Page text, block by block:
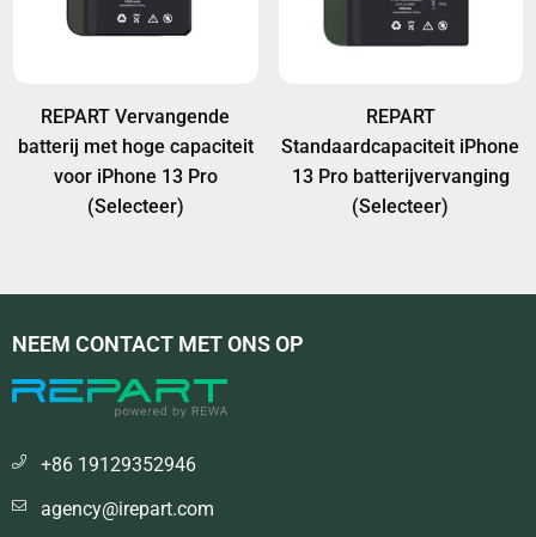
REPART Vervangende
batterij met hoge capaciteit
voor iPhone 13 Pro
(Selecteer)
REPART
Standaardcapaciteit iPhone
13 Pro batterijvervanging
(Selecteer)
NEEM CONTACT MET ONS OP
+86 19129352946
agency@irepart.com